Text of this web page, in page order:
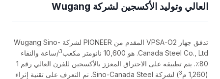
العالي وتوليد الأكسجين لشركة Wugang
تدفق جهاز VPSA-O2 المقدم من PIONEER لشركة Wugang Sino-
Canada Steel Co., Ltd. هو 10,600 نانومتر مكعب
3/ساعة والنقاء
80٪. يتم تطبيقه على الاحتراق المعزز بالأكسجين للفرن العالي رقم 1
(1,260 م
3
) لشركة Sino-Canada Steel. تم التعرف على تقنية إثراء